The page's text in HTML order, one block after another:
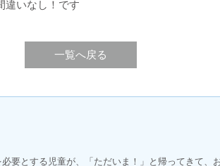
違いなし！です
一覧へ戻る
要とする児童が、「ただいま！」と帰ってきて、